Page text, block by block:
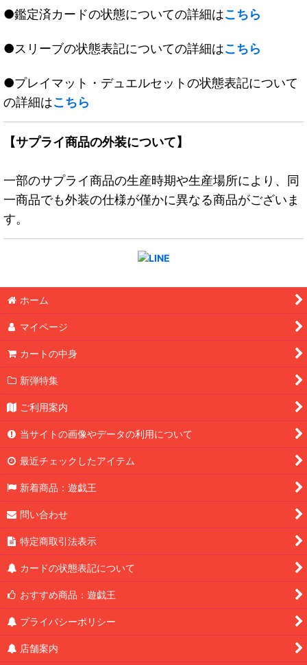
●鑑定済カードの状態についての詳細はこちら
●スリーブの状態表記についての詳細はこちら
●プレイマット・デュエルセットの状態表記について
の詳細はこちら
【サプライ商品の外装について】
一部のサプライ商品の生産時期や生産場所により、同
一商品でも外装の仕様が僅かに異なる商品がございま
す。
ホーム
マイページ
カートの中身
新弾特集
ご利用案内
当サイトの画像やデータの利用について
最近チェックしたアイテム
新着商品：遊戯王
問い合わせ
特定商取引法表示
カードの状態表記について
おすすめ商品：遊戯王
プライバシーポリシー
店舗案内